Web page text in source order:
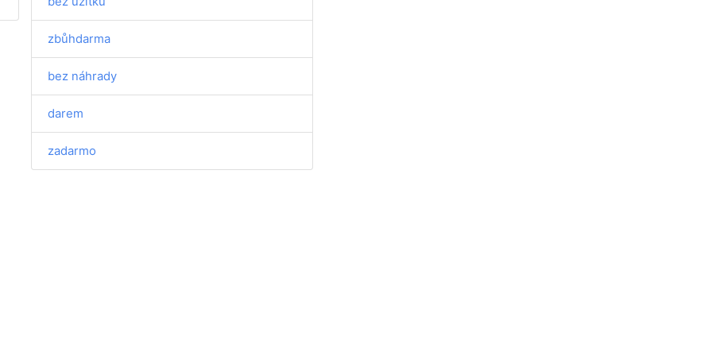
zbůhdarma
bez náhrady
darem
zadarmo